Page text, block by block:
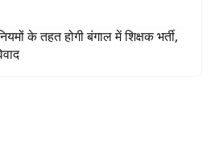
के तहत होगी बंगाल में शिक्षक भर्ती,